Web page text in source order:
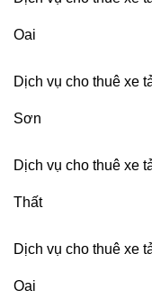
Oai
Dịch vụ cho thuê xe
Sơn
Dịch vụ cho thuê xe
Thất
Dịch vụ cho thuê xe
Oai